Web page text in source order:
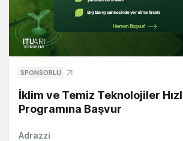
SPONSORLU
İklim ve Temiz Teknolojiler
Programına Başvur
Adrazzi